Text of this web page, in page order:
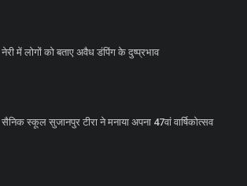
नेरी में लोगों को बताए अवैध डंपिंग के दुष्प्रभाव
सैनिक स्कूल सुजानपुर टीरा ने मनाया अपना 47वां वार्षिकोत्सव